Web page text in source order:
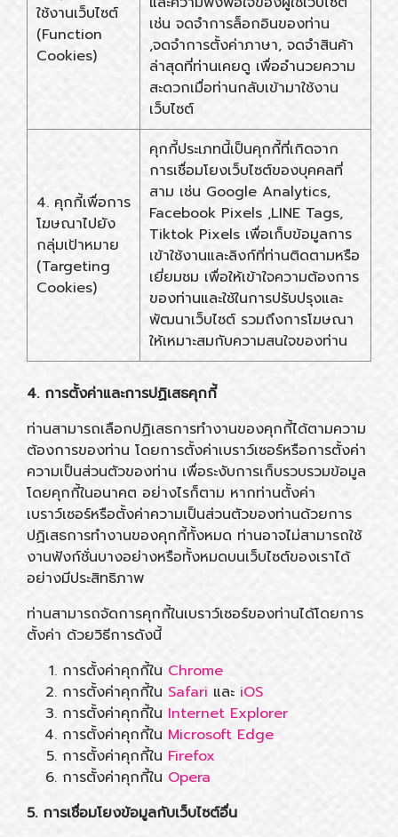
ใช้งานเว็บไซต์
(Function
Cookies)
เช่น จดจำการล็อกอินของท่าน
,จดจำการตั้งค่าภาษา, จดจำสินค้า
ล่าสุดที่ท่านเคยดู เพื่ออำนวยความ
สะดวกเมื่อท่านกลับเข้ามาใช้งาน
เว็บไซต์
4. คุกกี้เพื่อการ
โฆษณาไปยัง
กลุ่มเป้าหมาย
(Targeting
Cookies)
คุกกี้ประเภทนี้เป็นคุกกี้ที่เกิดจาก
การเชื่อมโยงเว็บไซต์ของบุคคลที่
สาม เช่น Google Analytics,
Facebook Pixels ,LINE Tags,
Tiktok Pixels เพื่อเก็บข้อมูลการ
เข้าใช้งานและลิงก์ที่ท่านติดตามหรือ
เยี่ยมชม เพื่อให้เข้าใจความต้องการ
ของท่านและใช้ในการปรับปรุงและ
พัฒนาเว็บไซต์ รวมถึงการโฆษณา
ให้เหมาะสมกับความสนใจของท่าน
4. การตั้งค่าและการปฏิเสธคุกกี้
ท่านสามารถเลือกปฏิเสธการทำงานของคุกกี้ได้ตามความ
ต้องการของท่าน โดยการตั้งค่าเบราว์เซอร์หรือการตั้งค่า
ความเป็นส่วนตัวของท่าน เพื่อระงับการเก็บรวบรวมข้อมูล
โดยคุกกี้ในอนาคต อย่างไรก็ตาม หากท่านตั้งค่า
เบราว์เซอร์หรือตั้งค่าความเป็นส่วนตัวของท่านด้วยการ
ปฏิเสธการทำงานของคุกกี้ทั้งหมด ท่านอาจไม่สามารถใช้
งานฟังก์ชั่นบางอย่างหรือทั้งหมดบนเว็บไซต์ของเราได้
อย่างมีประสิทธิภาพ
ท่านสามารถจัดการคุกกี้ในเบราว์เซอร์ของท่านได้โดยการ
ตั้งค่า ด้วยวิธีการดังนี้
การตั้งค่าคุกกี้ใน Chrome
การตั้งค่าคุกกี้ใน Safari และ iOS
การตั้งค่าคุกกี้ใน Internet Explorer
การตั้งค่าคุกกี้ใน Microsoft Edge
การตั้งค่าคุกกี้ใน Firefox
การตั้งค่าคุกกี้ใน Opera
5. การเชื่อมโยงข้อมูลกับเว็บไซต์อื่น